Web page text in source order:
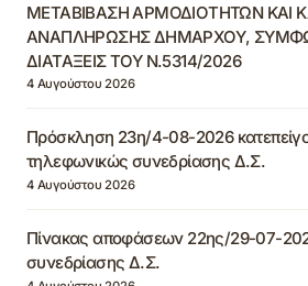
ΜΕΤΑΒΙΒΑΣΗ ΑΡΜΟΔΙΟΤΗΤΩΝ ΚΑΙ
ΑΝΑΠΛΗΡΩΣΗΣ ΔΗΜΑΡΧΟΥ,
ΔΙΑΤΑΞΕΙΣ ΤΟΥ Ν.5314/2026
4 Αυγούστου 2026
Πρόσκληση 23η/4-08-2026
τηλεφωνικώς συνεδρίασης Δ.Σ.
4 Αυγούστου 2026
Πίνακας αποφάσεων 22ης/29-07-
συνεδρίασης Δ.Σ.